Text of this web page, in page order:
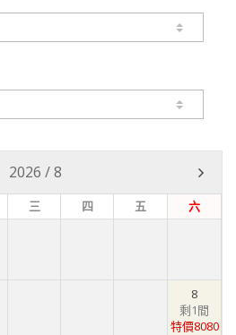
2026 /8
三 四 五 六
8
剩1間
特價8080